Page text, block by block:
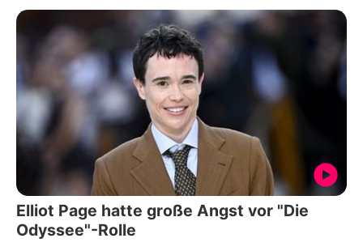
Elliot Page hatte große Angst vor "Die
Odyssee"-Rolle